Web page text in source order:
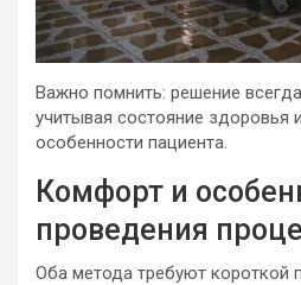
Важно помнить: решение
учитывая состояние здоровья
особенности пациента.
Комфорт и
проведения
Оба метода требуют короткой